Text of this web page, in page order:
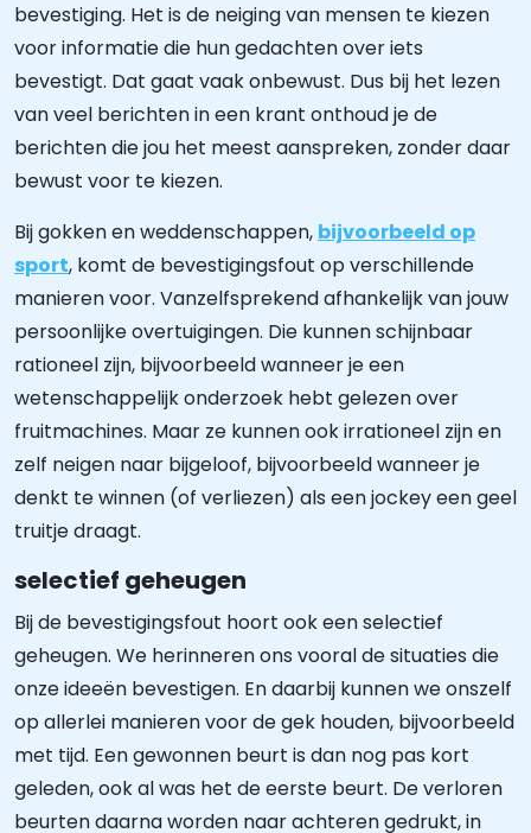
bevestiging. Het is de neiging van mensen te kiezen
voor informatie die hun gedachten over iets
bevestigt. Dat gaat vaak onbewust. Dus bij het lezen
van veel berichten in een krant onthoud je de
berichten die jou het meest aanspreken, zonder daar
bewust voor te kiezen.
Bij gokken en weddenschappen, bijvoorbeeld op
sport, komt de bevestigingsfout op verschillende
manieren voor. Vanzelfsprekend afhankelijk van jouw
persoonlijke overtuigingen. Die kunnen schijnbaar
rationeel zijn, bijvoorbeeld wanneer je een
wetenschappelijk onderzoek hebt gelezen over
fruitmachines. Maar ze kunnen ook irrationeel zijn en
zelf neigen naar bijgeloof, bijvoorbeeld wanneer je
denkt te winnen (of verliezen) als een jockey een geel
truitje draagt.
selectief geheugen
Bij de bevestigingsfout hoort ook een selectief
geheugen. We herinneren ons vooral de situaties die
onze ideeën bevestigen. En daarbij kunnen we onszelf
op allerlei manieren voor de gek houden, bijvoorbeeld
met tijd. Een gewonnen beurt is dan nog pas kort
geleden, ook al was het de eerste beurt. De verloren
beurten daarna worden naar achteren gedrukt, in